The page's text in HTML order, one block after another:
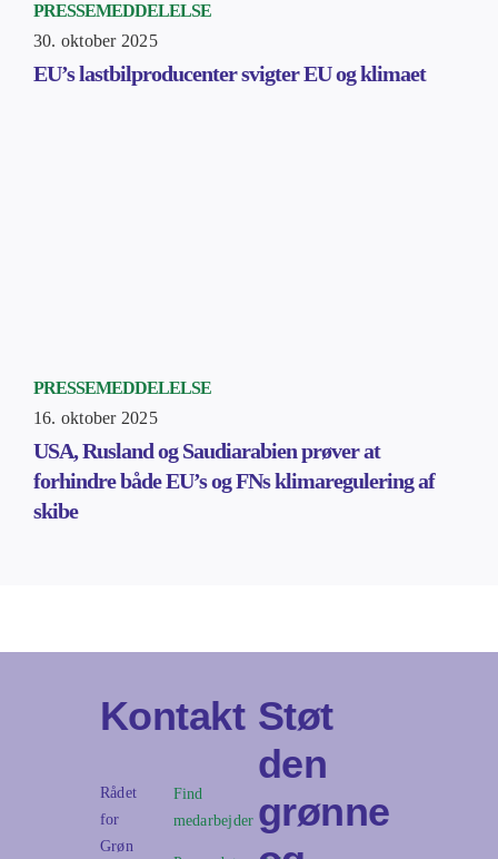
PRESSEMEDDELELSE
30. oktober 2025
EU’s lastbilproducenter svigter EU og klimaet
PRESSEMEDDELELSE
16. oktober 2025
USA, Rusland og Saudiarabien prøver at
forhindre både EU’s og FNs klimaregulering af
skibe
Kontakt
Rådet
for
Grøn
Find
medarbejder
Støt
den
grønne